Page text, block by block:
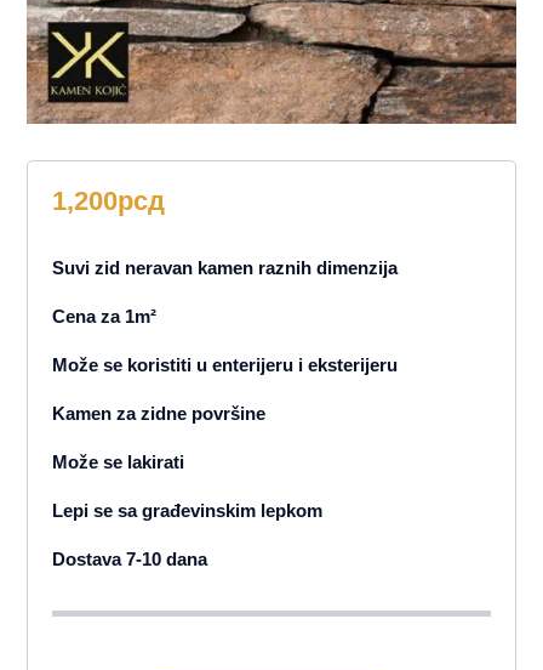
1,200рсд
Suvi zid neravan kamen raznih dimenzija
Cena za 1m²
Može se koristiti u enterijeru i eksterijeru
Kamen za zidne površine
Može se lakirati
Lepi se sa građevinskim lepkom
Dostava 7-10 dana